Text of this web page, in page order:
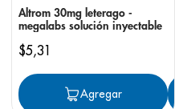
Altrom 30mg leterago -
megalabs solución inyectable
$5,31
Agregar